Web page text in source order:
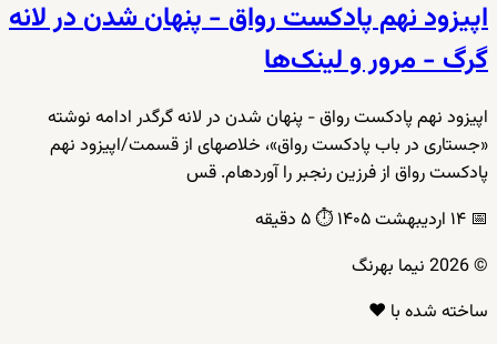
اپیزود نهم پادکست رواق - پنهان شدن در لانه
گرگ - مرور و لینک‌ها
اپیزود نهم پادکست رواق - پنهان شدن در لانه گرگدر ادامه نوشته
«جستاری در باب پادکست رواق»، خلاصهای از قسمت/اپیزود نهم
پادکست رواق از فرزین رنجبر را آوردهام. قس
📅
⏱️
© 2026 نیما بهرنگ
ساخته شده با ❤️